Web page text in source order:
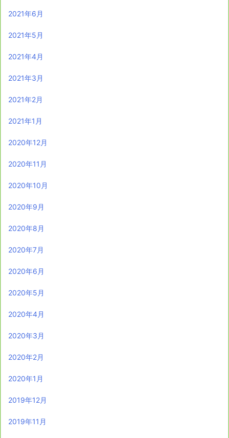
2021年6月
2021年5月
2021年4月
2021年3月
2021年2月
2021年1月
2020年12月
2020年11月
2020年10月
2020年9月
2020年8月
2020年7月
2020年6月
2020年5月
2020年4月
2020年3月
2020年2月
2020年1月
2019年12月
2019年11月